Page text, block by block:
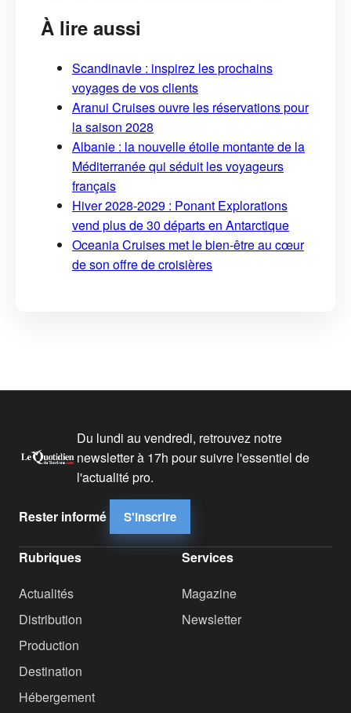
À lire aussi
Scandinavie : inspirez les prochains
voyages de vos clients
Aranui Cruises ouvre les réservations pour
la saison 2028
Albanie : la nouvelle étoile montante de la
Méditerranée qui séduit les voyageurs
français
Hiver 2028-2029 : Ponant Explorations
vend plus de 30 départs en Antarctique
Oceania Cruises met le bien-être au cœur
de son offre de croisières
Du lundi au vendredi, retrouvez notre
newsletter à 17h pour suivre l'essentiel de
l'actualité pro.
Rester informé S'inscrire
Rubriques
Actualités
Distribution
Production
Destination
Hébergement
Services
Magazine
Newsletter